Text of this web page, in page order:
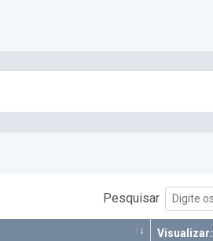
Pesquisar
Visualizar: